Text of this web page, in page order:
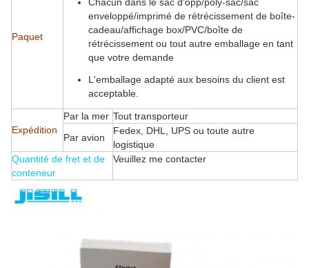
Paquet
enveloppé/imprimé de rétrécissement de boîte-
cadeau/affichage box/PVC/boîte de
rétrécissement ou tout autre emballage en tant
que votre demande
L'emballage adapté aux besoins du client est
acceptable.
Expédition
Par la mer Tout transporteur
Par avion
Fedex, DHL, UPS ou toute autre
logistique
Quantité de fret et de
conteneur
Veuillez me contacter